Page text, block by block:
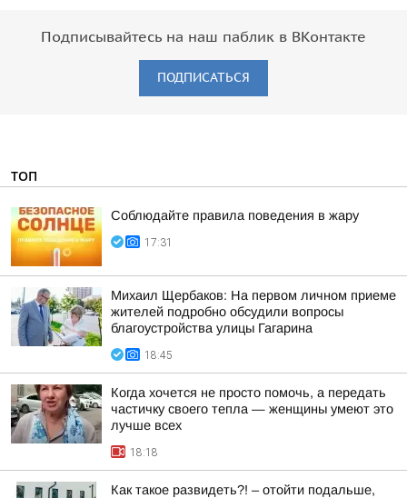
Подписывайтесь на наш паблик в ВКонтакте
ПОДПИСАТЬСЯ
ТОП
Соблюдайте правила поведения в жару
17:31
Михаил Щербаков: На первом личном приеме
жителей подробно обсудили вопросы
благоустройства улицы Гагарина
18:45
Когда хочется не просто помочь, а передать
частичку своего тепла — женщины умеют это
лучше всех
18:18
Как такое развидеть?! – отойти подальше,